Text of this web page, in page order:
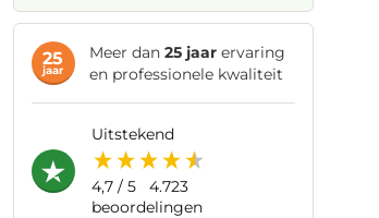
25
jaar
Meer dan 25 jaarervaring
en professionele kwaliteit
uitstekend
4,7/ 5
4.723
beoordelingen